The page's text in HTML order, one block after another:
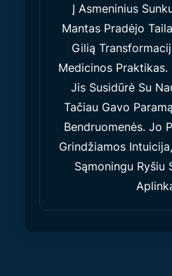
Į Asmeninius
Mantas Pradėjo
Gilią
Medicinos Praktikas.
Jis Susidūrė Su
Tačiau Gavo
Bendruomenės. Jo
Grindžiamos
Sąmoningu Ryšiu